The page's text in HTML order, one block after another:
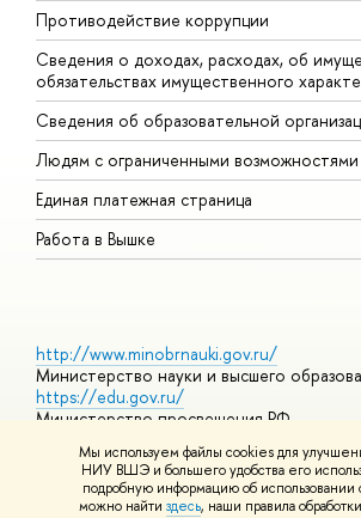
Мы используем файлы cookies для
НИУ ВШЭ и большего удобства его
подробную информацию об использовании
можно найти здесь, наши правила
Противодействие коррупции
Сведения о доходах, расходах, об
обязательствах имущественного
Сведения об образовательной
Людям с ограниченными возможностями
Единая платежная страница
Работа в Вышке
http://www.minobrnauki.gov.ru/
Министерство науки и высшего
https://edu.gov.ru/
Министерство просвещения РФ
https://elearning.hse.ru/mooc
Массовые открытые онлайн-курсы